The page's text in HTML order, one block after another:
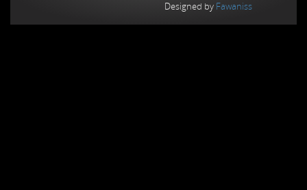
Designed by Fawaniss